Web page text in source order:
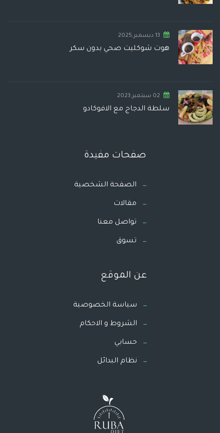
13 ديسمبر,2025
هوت شوكليت صحي بدون سكر
02 سبتمبر,2023
سلطة الدجاج مع الافوكادو
صفحات مفيدة
الصفحة الشخصية
مقالات
تواصل معنا
تسوق
عن الموقع
سياسة الخصوصية
الشروط و الاحكام
حسابي
نظام البدائل